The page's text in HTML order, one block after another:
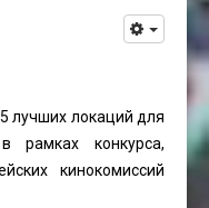
лучших локаций для
конкурса,
кинокомиссий